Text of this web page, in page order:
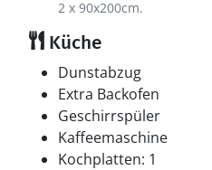
2 x 90x200cm.
Küche
Dunstabzug
Extra Backofen
Geschirrspüler
Kaffeemaschine
Kochplatten: 1